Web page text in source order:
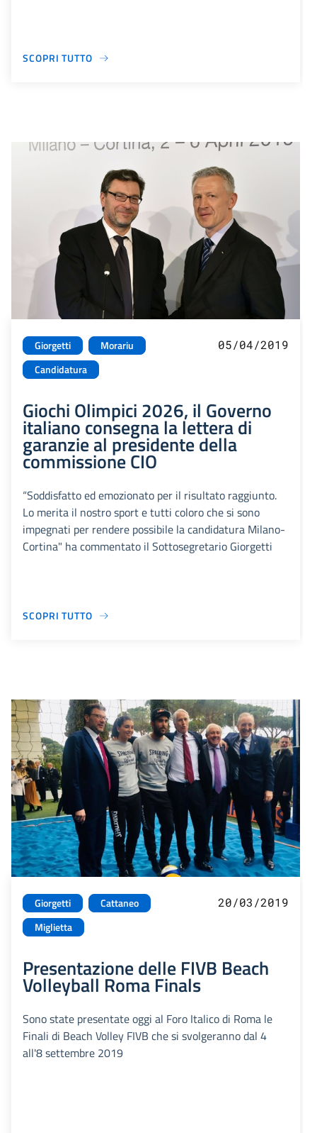
SCOPRI TUTTO
Giorgetti
Morariu
Candidatura
05/04/2019
Giochi Olimpici 2026, il Governo
italiano consegna la lettera di
garanzie al presidente della
commissione CIO
“Soddisfatto ed emozionato per il risultato raggiunto.
Lo merita il nostro sport e tutti coloro che si sono
impegnati per rendere possibile la candidatura Milano-
Cortina" ha commentato il Sottosegretario Giorgetti
SCOPRI TUTTO
Giorgetti
Cattaneo
Miglietta
20/03/2019
Presentazione delle FIVB Beach
Volleyball Roma Finals
Sono state presentate oggi al Foro Italico di Roma le
Finali di Beach Volley FIVB che si svolgeranno dal 4
all'8 settembre 2019